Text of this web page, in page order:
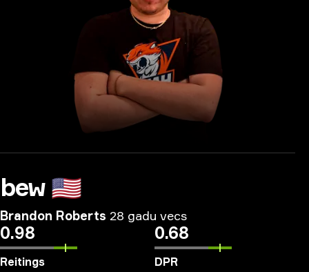
bew 🇺🇸
Brandon Roberts 28 gadu vecs
0.98
Reitings
0.68
DPR